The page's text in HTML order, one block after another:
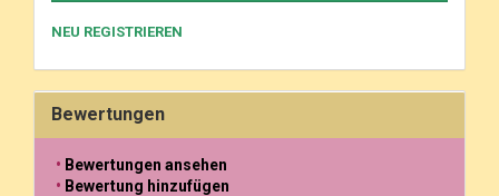
NEU REGISTRIEREN
Bewertungen
Bewertungen ansehen
Bewertung hinzufügen